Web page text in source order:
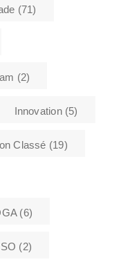
(71)
(2)
Innovation(5)
Classé (19)
(6)
(2)